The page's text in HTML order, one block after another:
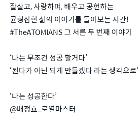
잘살고, 사랑하며, 배우고 공헌하는
균형잡힌 삶의 이야기를 들어보는 시간!
#TheATOMIANS 그 서른 두 번째 이야기
‘나는 무조건 성공 할거다’
‘된다가 아닌 되게 만들겠다 라는 생각으로’
‘나는 성공한다’
@배정효_로열마스터